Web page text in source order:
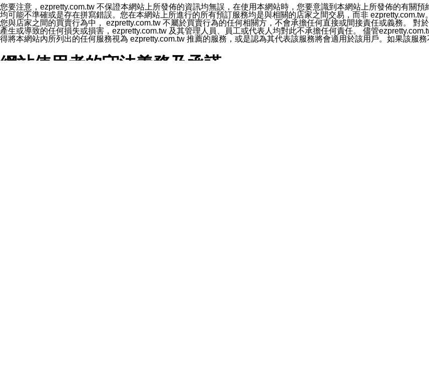
5.開關「接收LINE通知型訊息」
❗️關閉「接收通知型訊息」後，將不會接收到來自任何企業官方帳號或認證官方帳號的通知型訊息。
您要注意，ezpretty.com.tw 不保證本網站上所發佈的資訊均無誤，在使用本網站時，您要意識到本網站上所發佈的有關
均可能不準確或是存在拼寫錯誤。您在本網站上所進行的所有預訂服務均是與相關的店家之間交易，而非
您與店家之間的買賣行為中， ezpretty.com.tw 不屬於買賣行為的任何相關方，不會承擔任何直接或間接責任或義務。
產生或導致的任何損失或損害，ezpretty.com.tw 及其管理人員、員工或代表人均對此不承擔任何責任。 儘管
得將本網站內所列出的任何服務視為 ezpretty.com.tw 推薦的服務，或是認為其代表該服務將會適用於該用戶。如果該服
網站使用者的守法義務及承諾